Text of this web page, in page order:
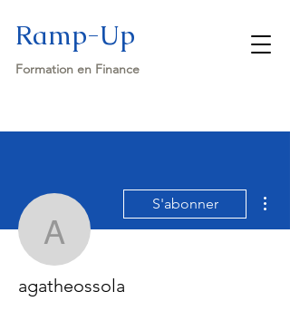
Ramp-Up
Formation en Finance
agatheossola
S'abonner
agatheossola